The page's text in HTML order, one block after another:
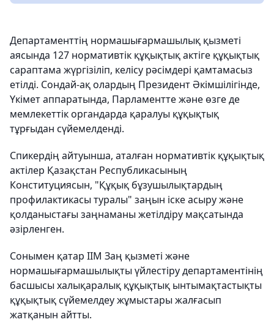
Департаменттің нормашығармашылық қызметі
аясында 127 нормативтік құқықтық актіге құқықтық
сараптама жүргізіліп, келісу рәсімдері қамтамасыз
етілді. Сондай-ақ олардың Президент Әкімшілігінде,
Үкімет аппаратында, Парламентте және өзге де
мемлекеттік органдарда қаралуы құқықтық
тұрғыдан сүйемелденді.
Спикердің айтуынша, аталған нормативтік құқықтық
актілер Қазақстан Республикасының
Конституциясын, "Құқық бұзушылықтардың
профилактикасы туралы" заңын іске асыру және
қолданыстағы заңнаманы жетілдіру мақсатында
әзірленген.
Сонымен қатар ІІМ Заң қызметі және
нормашығармашылықты үйлестіру департаментінің
басшысы халықаралық құқықтық ынтымақтастықты
құқықтық сүйемелдеу жұмыстары жалғасып
жатқанын айтты.